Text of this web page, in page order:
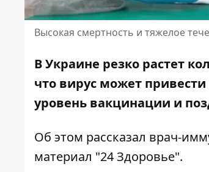
Высокая смертность и тяжелое
В Украине резко растет
что вирус может привести
уровень вакцинации и
Об этом рассказал врач-
материал "24 Здоровье".